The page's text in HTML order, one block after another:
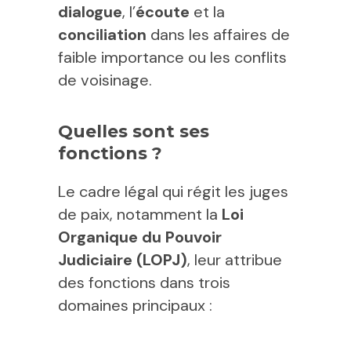
dialogue, l’écoute et la
conciliation dans les affaires de
faible importance ou les conflits
de voisinage.
Quelles sont ses
fonctions ?
Le cadre légal qui régit les juges
de paix, notamment la Loi
Organique du Pouvoir
Judiciaire (LOPJ), leur attribue
des fonctions dans trois
domaines principaux :